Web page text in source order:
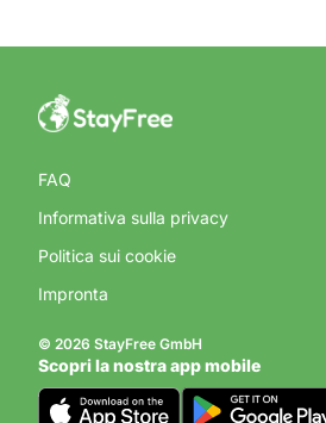
FAQ
Informativa sulla privacy
Politica sui cookie
Impronta
© 2026 StayFree GmbH
Scopri la nostra app mobile